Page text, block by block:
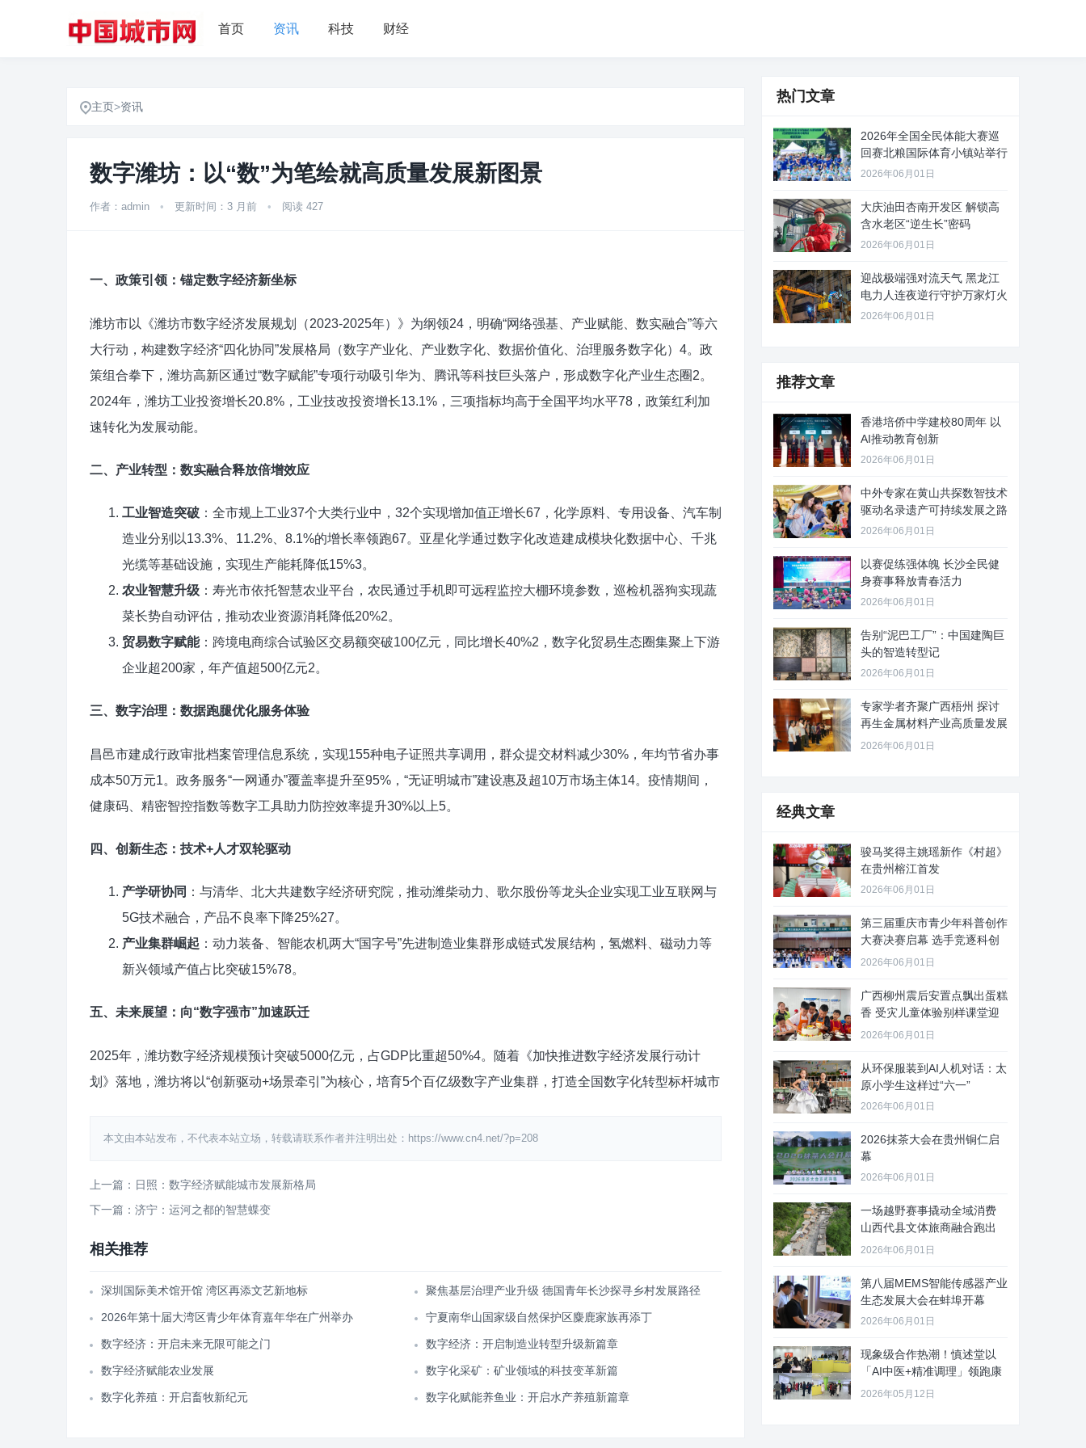
首页 资讯 科技 财经
主页>资讯
数字潍坊：以“数”为笔绘就高质量发展新图景
作者：admin • 更新时间：3 月前 • 阅读 427
一、政策引领：锚定数字经济新坐标
潍坊市以《潍坊市数字经济发展规划（2023-2025年）》为纲领‌24，明确“网络强基、产业赋能、数实融合”等六
大行动，构建数字经济“四化协同”发展格局（数字产业化、产业数字化、数据价值化、治理服务数字化）‌4。政
策组合拳下，潍坊高新区通过“数字赋能”专项行动吸引华为、腾讯等科技巨头落户，形成数字化产业生态圈‌2。
2024年，潍坊工业投资增长20.8%，工业技改投资增长13.1%，三项指标均高于全国平均水平‌78，政策红利加
速转化为发展动能。
二、产业转型：数实融合释放倍增效应
工业智造突破 ‌：全市规上工业37个大类行业中，32个实现增加值正增长‌67，化学原料、专用设备、汽车制
造业分别以13.3%、11.2%、8.1%的增长率领跑‌67。亚星化学通过数字化改造建成模块化数据中心、千兆
光缆等基础设施，实现生产能耗降低15%‌3。
农业智慧升级 ‌：寿光市依托智慧农业平台，农民通过手机即可远程监控大棚环境参数，巡检机器狗实现蔬
菜长势自动评估，推动农业资源消耗降低20%‌2。
贸易数字赋能‌：跨境电商综合试验区交易额突破100亿元，同比增长40%‌2，数字化贸易生态圈集聚上下游
企业超200家，年产值超500亿元‌2。
三、数字治理：数据跑腿优化服务体验
昌邑市建成行政审批档案管理信息系统，实现155种电子证照共享调用，群众提交材料减少30%，年均节省办事
成本50万元‌1。政务服务“一网通办”覆盖率提升至95%，“无证明城市”建设惠及超10万市场主体‌14。疫情期间，
健康码、精密智控指数等数字工具助力防控效率提升30%以上‌5。
四、创新生态：技术+人才双轮驱动
产学研协同 ‌：与清华、北大共建数字经济研究院，推动潍柴动力、歌尔股份等龙头企业实现工业互联网与
5G技术融合，产品不良率下降25%‌27。
产业集群崛起 ‌：动力装备、智能农机两大“国字号”先进制造业集群形成链式发展结构，氢燃料、磁动力等
新兴领域产值占比突破15%‌78。
五、未来展望：向“数字强市”加速跃迁
2025年，潍坊数字经济规模预计突破5000亿元，占GDP比重超50%‌4。随着《加快推进数字经济发展行动计
划》落地，潍坊将以“创新驱动+场景牵引”为核心，培育5个百亿级数字产业集群，打造全国数字化转型标杆城市‌
本文由本站发布，不代表本站立场，转载请联系作者并注明出处：https://www.cn4.net/?p=208
上一篇：日照：数字经济赋能城市发展新格局
下一篇：济宁：运河之都的智慧蝶变
相关推荐
深圳国际美术馆开馆 湾区再添文艺新地标 聚焦基层治理产业升级 德国青年长沙探寻乡村发展路径
2026年第十届大湾区青少年体育嘉年华在广州举办 宁夏南华山国家级自然保护区麋鹿家族再添丁
数字经济：开启未来无限可能之门 数字经济：开启制造业转型升级新篇章
数字经济赋能农业发展 数字化采矿：矿业领域的科技变革新篇
数字化养殖：开启畜牧新纪元 数字化赋能养鱼业：开启水产养殖新篇章
热门文章
2026年全国全民体能大赛巡
回赛北粮国际体育小镇站举行
2026年06月01日
大庆油田杏南开发区 解锁高
含水老区“逆生长”密码
2026年06月01日
迎战极端强对流天气 黑龙江
电力人连夜逆行守护万家灯火
2026年06月01日
推荐文章
香港培侨中学建校80周年 以
AI推动教育创新
2026年06月01日
中外专家在黄山共探数智技术
驱动名录遗产可持续发展之路
2026年06月01日
以赛促练强体魄 长沙全民健
身赛事释放青春活力
2026年06月01日
告别“泥巴工厂”：中国建陶巨
头的智造转型记
2026年06月01日
专家学者齐聚广西梧州 探讨
再生金属材料产业高质量发展
路径
2026年06月01日
经典文章
骏马奖得主姚瑶新作《村超》
在贵州榕江首发
2026年06月01日
第三届重庆市青少年科普创作
大赛决赛启幕 选手竞逐科创
舞台
2026年06月01日
广西柳州震后安置点飘出蛋糕
香 受灾儿童体验别样课堂迎
“六
2026年06月01日
从环保服装到AI人机对话：太
原小学生这样过“六一”
2026年06月01日
2026抹茶大会在贵州铜仁启
幕
2026年06月01日
一场越野赛事撬动全域消费
山西代县文体旅商融合跑出
“加速
2026年06月01日
第八届MEMS智能传感器产业
生态发展大会在蚌埠开幕
2026年06月01日
现象级合作热潮！慎述堂以
「AI中医+精准调理」领跑康
养新
2026年05月12日